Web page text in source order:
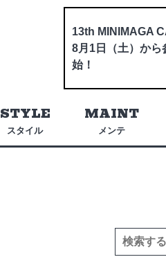
13th MINIMAGA
8月1日（土）から
始！
スタイル
STYLE
メンテ
MAINT
検索: